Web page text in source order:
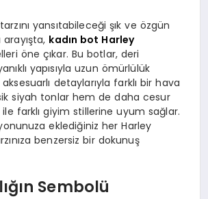
yansıtabileceği şık ve özgün
kadın bot Harley
öne çıkar. Bu botlar, deri
yapısıyla uzun ömürlülük
detaylarıyla farklı bir hava
siyah tonlar hem de daha cesur
farklı giyim stillerine uyum sağlar.
eklediğiniz her Harley
benzersiz bir dokunuş
Sembolü